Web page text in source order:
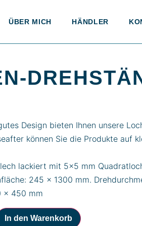
ÜBER MICH HÄNDLER
Design bieten Ihnen unsere
können Sie die Produkte auf
lackiert mit 5×5 mm
245 x 1300 mm.
x 450 mm
In den Warenkorb